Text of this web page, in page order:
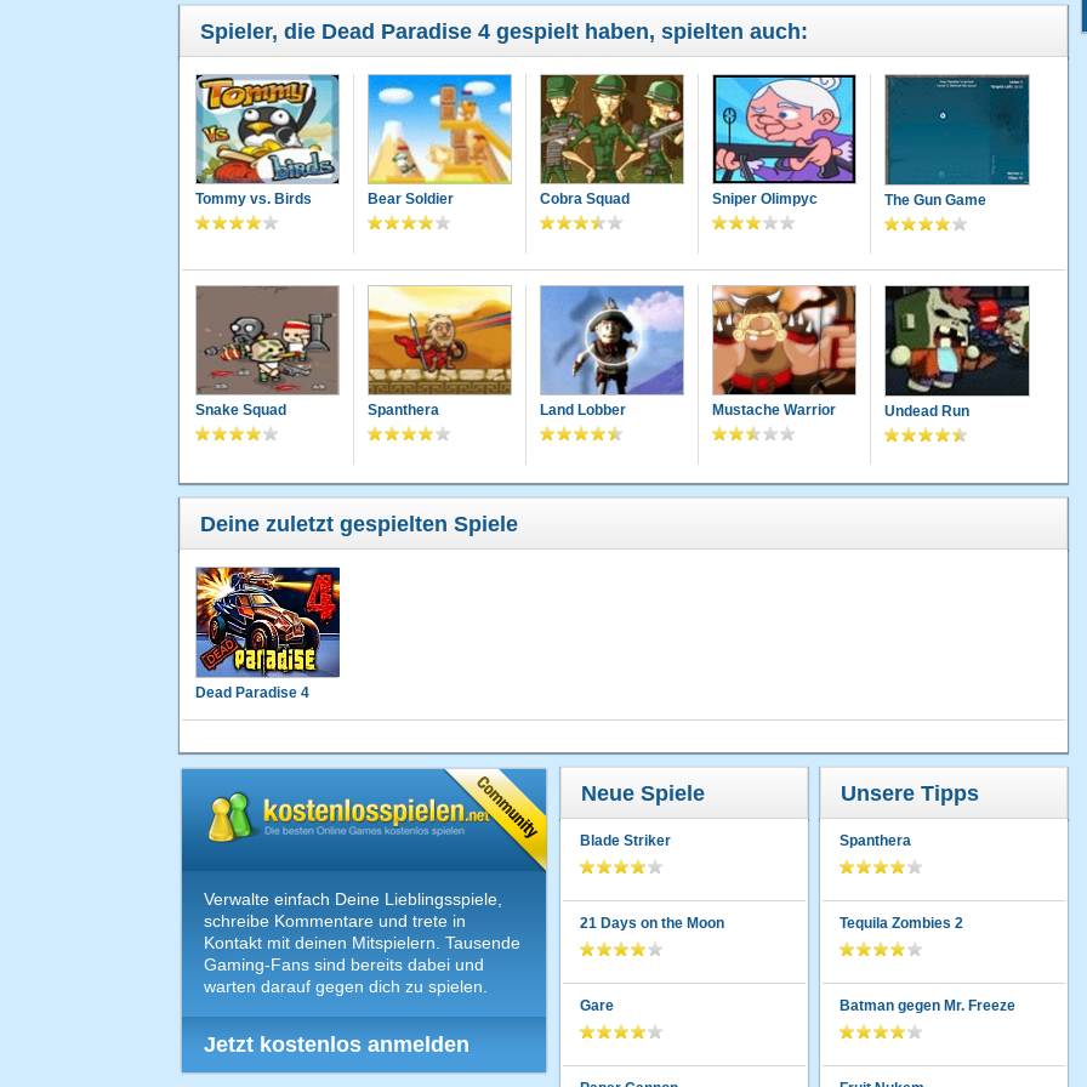
Spieler, die Dead Paradise 4 gespielt haben, spielten auch:
Tommy vs. Birds Bear Soldier Cobra Squad Sniper Olimpyc The Gun Game
Snake Squad Spanthera Land Lobber Mustache Warrior Undead Run
Deine zuletzt gespielten Spiele
Dead Paradise 4
Verwalte einfach Deine Lieblingsspiele,
schreibe Kommentare und trete in
Kontakt mit deinen Mitspielern. Tausende
Gaming-Fans sind bereits dabei und
warten darauf gegen dich zu spielen.
Jetzt kostenlos anmelden
Neue Spiele
Blade Striker
21 Days on the Moon
Gare
Unsere Tipps
Spanthera
Tequila Zombies 2
Batman gegen Mr. Freeze